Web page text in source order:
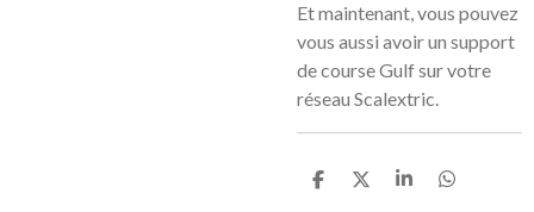
Et maintenant, vous pouvez
vous aussi avoir un support
de course Gulf sur votre
réseau Scalextric.
P
P
P
P